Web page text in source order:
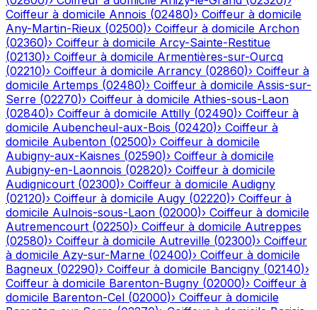
Coiffeur à domicile Annois (02480)› Coiffeur à domicile
Any-Martin-Rieux (02500)› Coiffeur à domicile Archon
(02360)› Coiffeur à domicile Arcy-Sainte-Restitue
(02130)› Coiffeur à domicile Armentières-sur-Ourcq
(02210)› Coiffeur à domicile Arrancy (02860)› Coiffeur à
domicile Artemps (02480)› Coiffeur à domicile Assis-sur-
Serre (02270)› Coiffeur à domicile Athies-sous-Laon
(02840)› Coiffeur à domicile Attilly (02490)› Coiffeur à
domicile Aubencheul-aux-Bois (02420)› Coiffeur à
domicile Aubenton (02500)› Coiffeur à domicile
Aubigny-aux-Kaisnes (02590)› Coiffeur à domicile
Aubigny-en-Laonnois (02820)› Coiffeur à domicile
Audignicourt (02300)› Coiffeur à domicile Audigny
(02120)› Coiffeur à domicile Augy (02220)› Coiffeur à
domicile Aulnois-sous-Laon (02000)› Coiffeur à domicile
Autremencourt (02250)› Coiffeur à domicile Autreppes
(02580)› Coiffeur à domicile Autreville (02300)› Coiffeur
à domicile Azy-sur-Marne (02400)› Coiffeur à domicile
Bagneux (02290)› Coiffeur à domicile Bancigny (02140)›
Coiffeur à domicile Barenton-Bugny (02000)› Coiffeur à
domicile Barenton-Cel (02000)› Coiffeur à domicile